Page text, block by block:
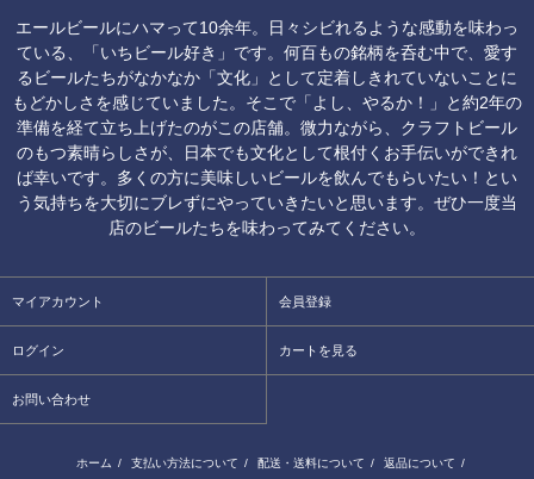
エールビールにハマって10余年。日々シビれるような感動を味わっ
ている、「いちビール好き」です。何百もの銘柄を呑む中で、愛す
るビールたちがなかなか「文化」として定着しきれていないことに
もどかしさを感じていました。そこで「よし、やるか！」と約2年の
準備を経て立ち上げたのがこの店舗。微力ながら、クラフトビール
のもつ素晴らしさが、日本でも文化として根付くお手伝いができれ
ば幸いです。多くの方に美味しいビールを飲んでもらいたい！とい
う気持ちを大切にブレずにやっていきたいと思います。ぜひ一度当
店のビールたちを味わってみてください。
マイアカウント 会員登録
ログイン カートを見る
お問い合わせ
ホーム / 支払い方法について / 配送・送料について / 返品について /